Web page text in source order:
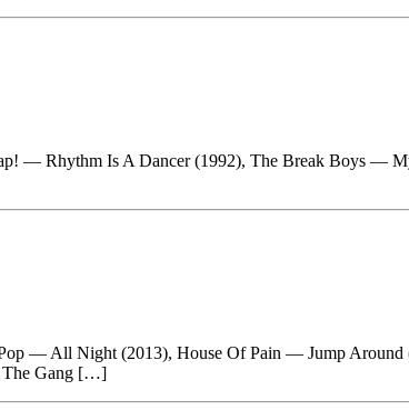
— Rhythm Is A Dancer (1992), The Break Boys —
— All Night (2013), House Of Pain — Jump Around
The Gang […]